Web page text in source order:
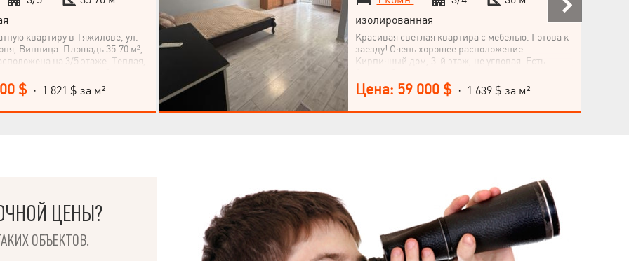
квартиру в Тяжилове, ул.
Винница. Площадь 35.70 м²,
на 3/5 этаже. Теплая,
Возможен обмен на 1-
в Киеве. В доме обновлены
Входная и межкомнатная
к просмотру и покупке!
$ · 1 821 $ за м²
изолированная
Красивая светлая квартира с мебелью. Готова к
заезду! Очень хорошее расположение.
Кирпичный дом, 3-й этаж, не угловая. Есть
сантехника, трубы, проводка, вся щукатурка
сбивалась к черновому кирпичу. Также в
квартиру добавляется подвальное помещение. В
Цена: 59 000 $ · 1 639 $ за м²
ЦЕНЫ?
ОБЪЕКТОВ.